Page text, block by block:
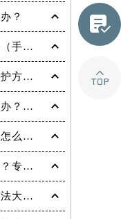
？
积家手表机芯保养方法（手表机芯正确保养方法）
积家手表进入灰尘的维护方法（处理办法）
积家手表表带生锈怎么办？（积家手表去除锈迹的四种方法）
积家手表走时不准应该怎么办?(走时不准的处理方法)
积家腕表刻度意外脱落？专业应对策略在这里
积家手表生锈了解决方法大全（有效保养与修复指南）

